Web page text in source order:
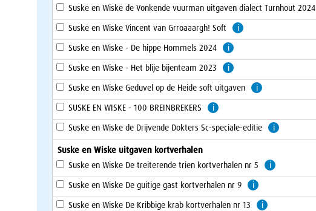
Suske en Wiske de Vonkende vuurman uitgaven dialect Turnhout 2024
Suske en Wiske Vincent van Grroaaargh! Soft
i
Suske en Wiske - De hippe Hommels 2024
i
Suske en Wiske - Het blije bijenteam 2023
i
Suske en Wiske Geduvel op de Heide soft uitgaven
i
SUSKE EN WISKE - 100 BREINBREKERS
i
Suske en Wiske de Drijvende Dokters Sc-speciale-editie
i
Suske en Wiske uitgaven kortverhalen
Suske en Wiske De treiterende trien kortverhalen nr 5
i
Suske en Wiske De guitige gast kortverhalen nr 9
i
Suske en Wiske De Kribbige krab kortverhalen nr 13
i